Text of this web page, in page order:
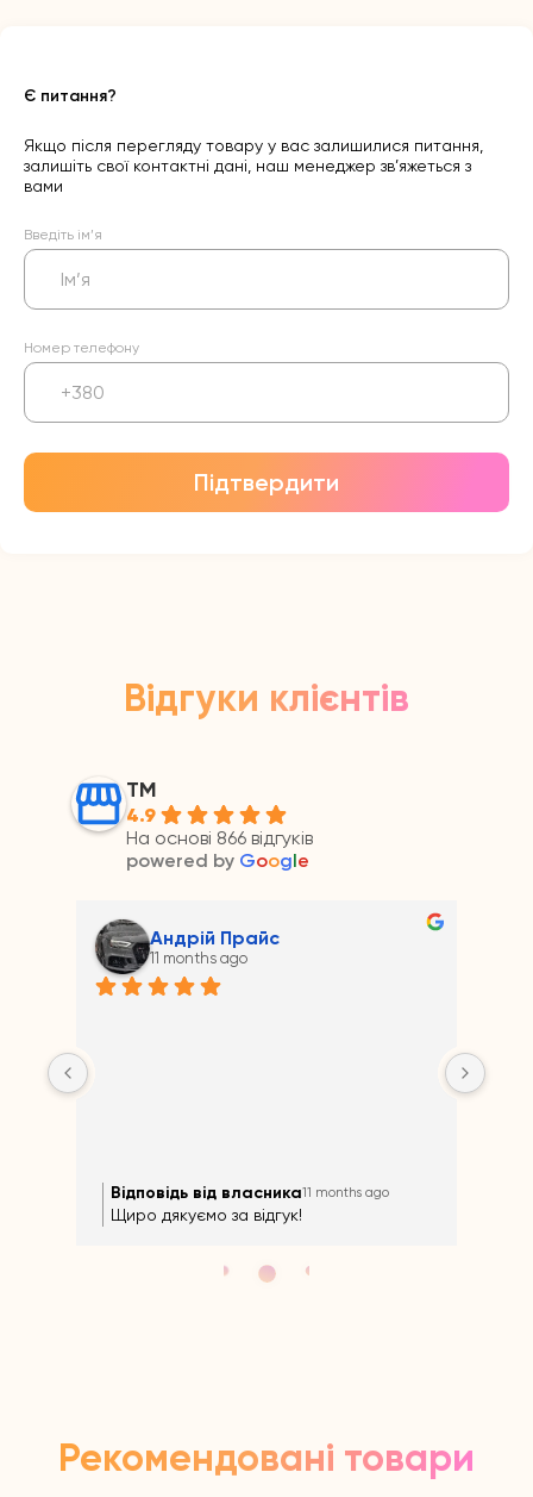
Є питання?
Якщо після перегляду товару у вас залишилися питання,
залишіть свої контактні дані, наш менеджер зв’яжеться з
вами
Введіть ім’я
Номер телефону
Підтвердити
Відгуки клієнтів
ТМ
4.9
На основі 866 відгуків
powered by Google
Андрій Прайс
11 months ago
Відповідь від власника11 months ago
Щиро дякуємо за відгук!
Рекомендовані товари